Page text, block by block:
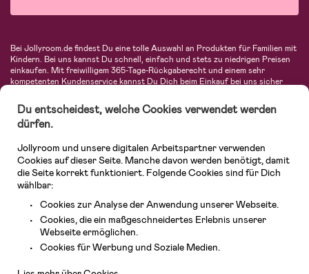
Bei Jollyroom.de findest Du eine tolle Auswahl an Produkten für Familien mit
Kindern. Bei uns kannst Du schnell, einfach und stets zu niedrigen Preisen
einkaufen. Mit freiwilligem 365-Tage-Rückgaberecht und einem sehr
kompetenten Kundenservice kannst Du Dich beim Einkauf bei uns sicher
Autositze, Kinder- und Babymode, Produkte für Mütter und eine Menge
fantastischer Einrichtungsgegenstände, Spielsachen, Babyprodukte und
vieles mehr. Wir haben Produkte von bekannten Herstellern wie Britax, Maxi-
Avent, Jack Wolfskin, Cybex, LEGO und vielen mehr. Schau Dich um in
unserer vielfältigen Online-Boutique für Kinder & Babys. Willkommen!
Du entscheidest, welche Cookies verwendet werden
dürfen.
Jollyroom und unsere digitalen Arbeitspartner verwenden
Cookies auf dieser Seite. Manche davon werden benötigt, damit
die Seite korrekt funktioniert. Folgende Cookies sind für Dich
wählbar:
Cookies zur Analyse der Anwendung unserer Webseite.
Cookies, die ein maßgeschneidertes Erlebnis unserer
Webseite ermöglichen.
Cookies für Werbung und Soziale Medien.